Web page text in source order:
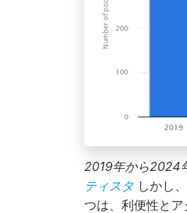
2019年から2024
ティスタ しかし
つは、利便性とア